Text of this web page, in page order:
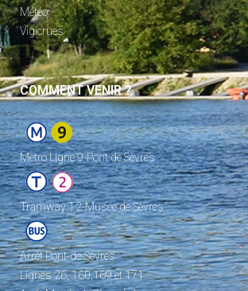
Météo
Vigicrues
COMMENT VENIR ?
Metro Ligne 9-Pont de Sèvres
Tramway T2-Musée de Sèvres
Arrêt Pont-de-Sèvres
Lignes 26, 160,169 et 171